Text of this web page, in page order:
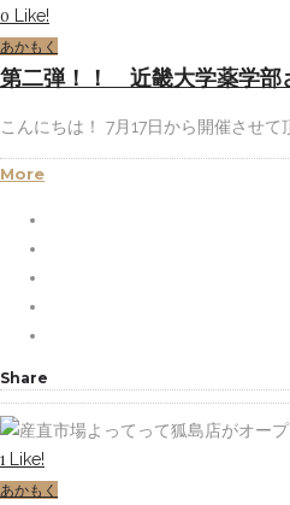
0 Like!
あかもく
第二弾！！ 近畿大学薬学部
こんにちは！ 7月17日から開催させ
More
Share
1 Like!
あかもく